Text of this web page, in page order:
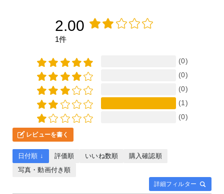
2.00
1件
(0)
(0)
(0)
(1)
(0)
レビューを書く
詳細フィルター
日付順 ↓ 評価順 いいね数順
購入確認順
写真・動画付き順